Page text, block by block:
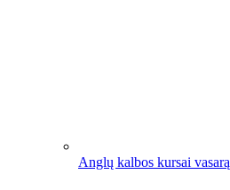
Anglų kalbos kursai vasarą